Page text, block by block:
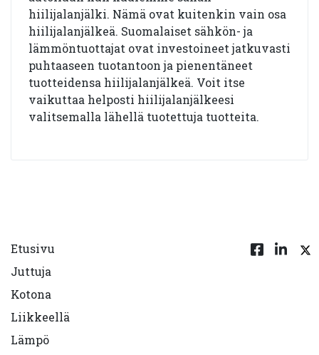
hiilijalanjälki. Nämä ovat kuitenkin vain osa
hiilijalanjälkeä. Suomalaiset sähkön- ja
lämmöntuottajat ovat investoineet jatkuvasti
puhtaaseen tuotantoon ja pienentäneet
tuotteidensa hiilijalanjälkeä. Voit itse
vaikuttaa helposti hiilijalanjälkeesi
valitsemalla lähellä tuotettuja tuotteita.
Etusivu
Juttuja
Kotona
Liikkeellä
Lämpö